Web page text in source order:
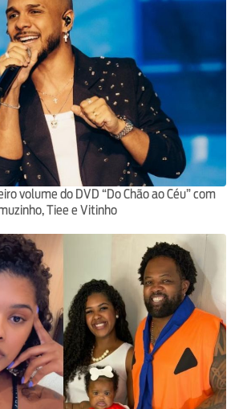
volume do DVD “Do Chão ao Céu” com
Tiee e Vitinho